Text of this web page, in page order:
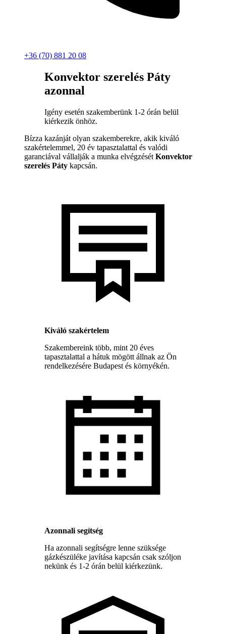
+36 (70) 881 20 08
Konvektor szerelés Páty
azonnal
Igény esetén szakemberünk 1-2 órán belül
kiérkezik önhöz.
Bízza kazánját olyan szakemberekre, akik kiváló
szakértelemmel, 20 év tapasztalattal és valódi
garanciával vállalják a munka elvégzését Konvektor
szerelés Páty kapcsán.
Kiváló szakértelem
Szakembereink több, mint 20 éves
tapasztalattal a hátuk mögött állnak az Ön
rendelkezésére Budapest és környékén.
Azonnali segítség
Ha azonnali segítségre lenne szüksége
gázkészüléke javítása kapcsán csak szóljon
nekünk és 1-2 órán belül kiérkezünk.